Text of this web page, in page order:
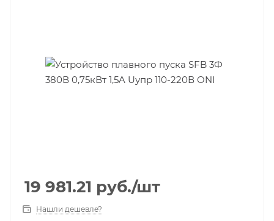
19 981.21 руб./шт
Нашли дешевле?